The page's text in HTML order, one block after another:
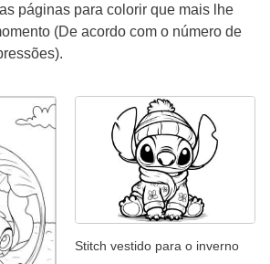
páginas para colorir que mais lhe
(De acordo com o número de
Stitch vestido para o inverno